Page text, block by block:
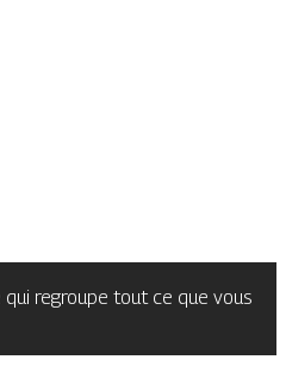
qui regroupe tout ce que vous